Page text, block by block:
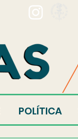
POLÍTICA